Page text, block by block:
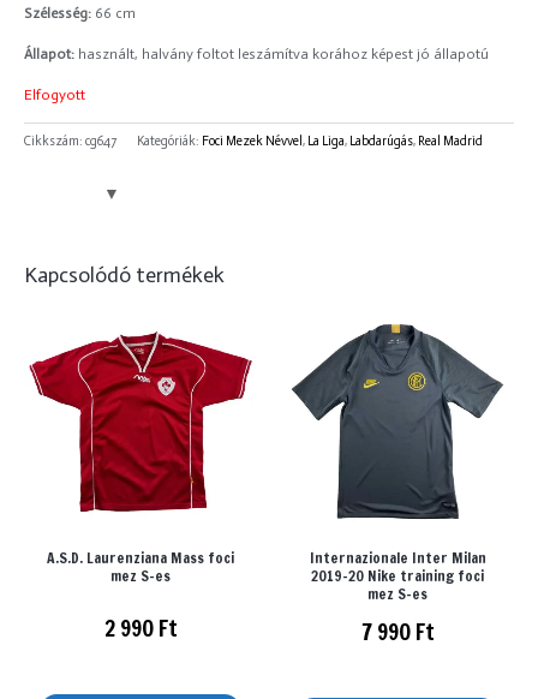
Szélesség: 66 cm
Állapot: használt, halvány foltot leszámítva korához képest jó állapotú
Elfogyott
Cikkszám: cg647 Kategóriák: Foci Mezek Névvel , La Liga, Labdarúgás, Real Madrid
Kapcsolódó termékek
A.S.D. Laurenziana Mass foci
mez S-es
2 990Ft
Internazionale Inter Milan
2019-20 Nike training foci
mez S-es
7 990Ft